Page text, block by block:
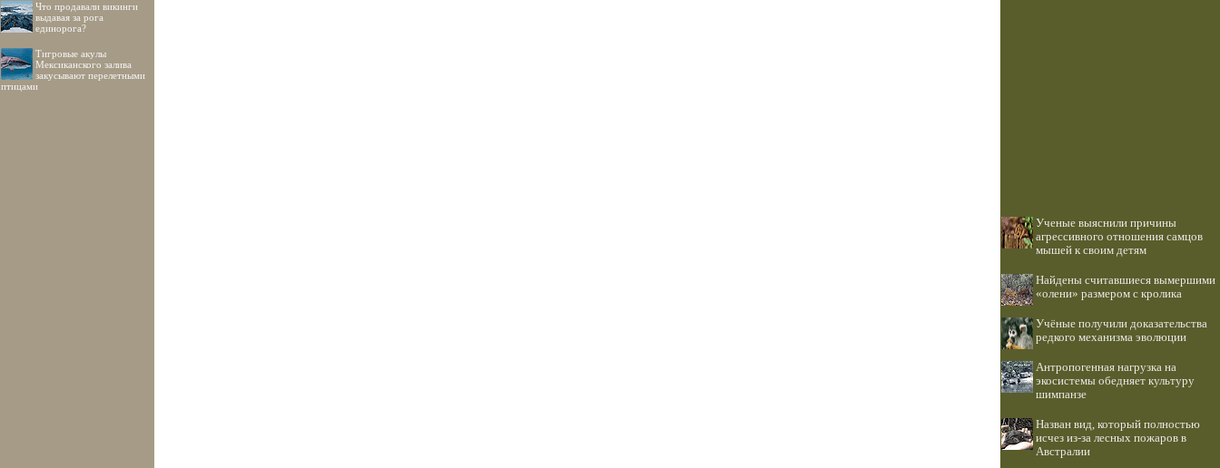
Что продавали викинги
выдавая за рога
единорога?
Тигровые акулы
Мексиканского залива
закусывают перелетными
птицами
Ученые выяснили причины
агрессивного отношения самцов
мышей к своим детям
Найдены считавшиеся вымершими
«олени» размером с кролика
Учёные получили доказательства
редкого механизма эволюции
Антропогенная нагрузка на
экосистемы обедняет культуру
шимпанзе
Назван вид, который полностью
исчез из-за лесных пожаров в
Австралии